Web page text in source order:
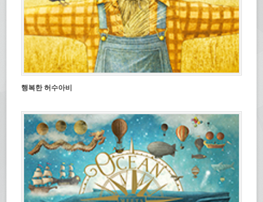
행복한 허수아비